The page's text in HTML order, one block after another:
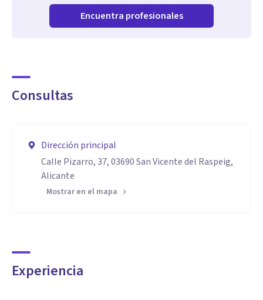
Encuentra profesionales
Consultas
Dirección principal
Calle Pizarro, 37, 03690 San Vicente del Raspeig,
Alicante
Mostrar en el mapa
Experiencia